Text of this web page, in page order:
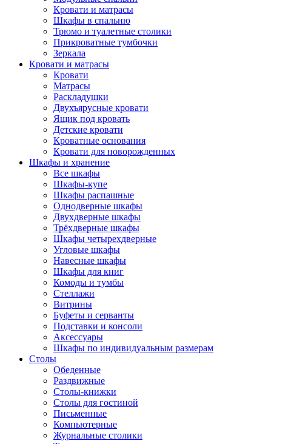
Кровати и матрасы
Шкафы в спальню
Трюмо и туалетные столики
Прикроватные тумбочки
Зеркала
Кровати и матрасы
Кровати
Матрасы
Раскладушки
Двухъярусные кровати
Ящик под кровать
Детские кровати
Кроватные основания
Кровати для новорожденных
Шкафы и хранение
Все шкафы
Шкафы-купе
Шкафы распашные
Однодверные шкафы
Двухдверные шкафы
Трёхдверные шкафы
Шкафы четырехдверные
Угловые шкафы
Навесные шкафы
Шкафы для книг
Комоды и тумбы
Стеллажи
Витрины
Буфеты и серванты
Подставки и консоли
Аксессуары
Шкафы по индивидуальным размерам
Столы
Обеденные
Раздвижные
Столы-книжки
Столы для гостиной
Письменные
Компьютерные
Журнальные столики